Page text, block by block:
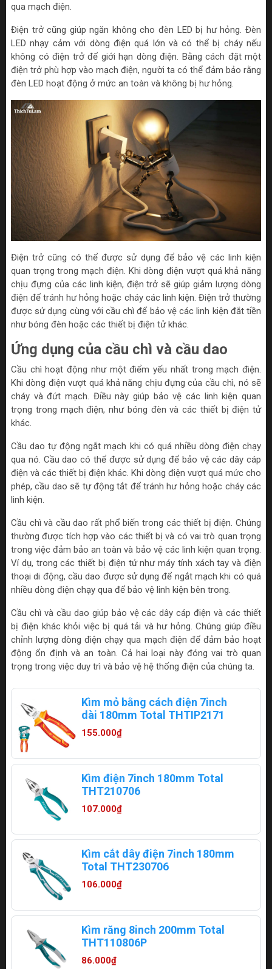
qua mạch điện.
Điện trở cũng giúp ngăn không cho đèn LED bị hư hỏng. Đèn
LED nhạy cảm với dòng điện quá lớn và có thể bị cháy nếu
không có điện trở để giới hạn dòng điện. Bằng cách đặt một
điện trở phù hợp vào mạch điện, người ta có thể đảm bảo rằng
đèn LED hoạt động ở mức an toàn và không bị hư hỏng.
Điện trở cũng có thể được sử dụng để bảo vệ các linh kiện
quan trọng trong mạch điện. Khi dòng điện vượt quá khả năng
chịu đựng của các linh kiện, điện trở sẽ giúp giảm lượng dòng
điện để tránh hư hỏng hoặc cháy các linh kiện. Điện trở thường
được sử dụng cùng với cầu chì để bảo vệ các linh kiện đắt tiền
như bóng đèn hoặc các thiết bị điện tử khác.
Ứng dụng của cầu chì và cầu dao
Cầu chì hoạt động như một điểm yếu nhất trong mạch điện.
Khi dòng điện vượt quá khả năng chịu đựng của cầu chì, nó sẽ
cháy và đứt mạch. Điều này giúp bảo vệ các linh kiện quan
trọng trong mạch điện, như bóng đèn và các thiết bị điện tử
khác.
Cầu dao tự động ngắt mạch khi có quá nhiều dòng điện chạy
qua nó. Cầu dao có thể được sử dụng để bảo vệ các dây cáp
điện và các thiết bị điện khác. Khi dòng điện vượt quá mức cho
phép, cầu dao sẽ tự động tắt để tránh hư hỏng hoặc cháy các
linh kiện.
Cầu chì và cầu dao rất phổ biến trong các thiết bị điện. Chúng
thường được tích hợp vào các thiết bị và có vai trò quan trọng
trong việc đảm bảo an toàn và bảo vệ các linh kiện quan trọng.
Ví dụ, trong các thiết bị điện tử như máy tính xách tay và điện
thoại di động, cầu dao được sử dụng để ngắt mạch khi có quá
nhiều dòng điện chạy qua để bảo vệ linh kiện bên trong.
Cầu chì và cầu dao giúp bảo vệ các dây cáp điện và các thiết
bị điện khác khỏi việc bị quá tải và hư hỏng. Chúng giúp điều
chỉnh lượng dòng điện chạy qua mạch điện để đảm bảo hoạt
động ổn định và an toàn. Cả hai loại này đóng vai trò quan
trọng trong việc duy trì và bảo vệ hệ thống điện của chúng ta.
Kìm mỏ bằng cách điện 7inch
dài 180mm Total THTIP2171
155.000₫
Kìm điện 7inch 180mm Total
THT210706
107.000₫
Kìm cắt dây điện 7inch 180mm
Total THT230706
106.000₫
Kìm răng 8inch 200mm Total
THT110806P
86.000₫